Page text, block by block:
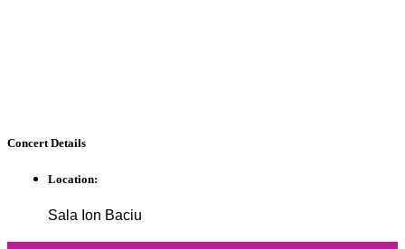
ConcertDetails
Location:
Sala Ion Baciu